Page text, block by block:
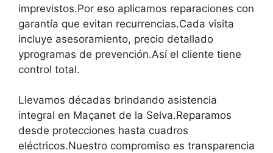
imprevistos.Por eso aplicamos reparaciones con
garantía que evitan recurrencias.Cada visita
incluye asesoramiento, precio detallado
yprogramas de prevención.Así el cliente tiene
control total.
Llevamos décadas brindando asistencia
integral en Maçanet de la Selva.Reparamos
desde protecciones hasta cuadros
eléctricos.Nuestro compromiso es transparencia